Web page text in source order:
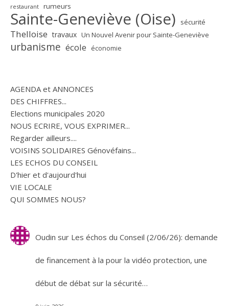
restaurant rumeurs
Sainte-Geneviève (Oise) sécurité
Thelloise travaux Un Nouvel Avenir pour Sainte-Geneviève
urbanisme école économie
AGENDA et ANNONCES
DES CHIFFRES...
Elections municipales 2020
NOUS ECRIRE, VOUS EXPRIMER...
Regarder ailleurs....
VOISINS SOLIDAIRES Génovéfains...
LES ECHOS DU CONSEIL
D'hier et d'aujourd'hui
VIE LOCALE
QUI SOMMES NOUS?
Oudin sur Les échos du Conseil (2/06/26): demande
de financement à la pour la vidéo protection, une
début de débat sur la sécurité…